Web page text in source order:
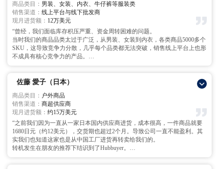
选品时间--5天，
与厂家沟通+采购+检品+更换OPP，吊牌，洗标，贴纸等产品优化服务+发
货--20天，
总计不超出25天内要所有商品都发出才能赶上我的开店需求。
最记忆犹新的是，选品期间的那5天，为了选好1000个sku（商品种类）他们
的团队不断跟我沟通，每天加班到晚上10点甚至更晚，结果真的只用了5天
就帮我们选好了所有开业所需的1000个sku（商品种类），这让我信心大
部发货，所有商品都准时抵达，开业也顺利进行。
后面我听取了Hubbuyer的建议，雇佣了1个专业选品人对接Hubbuyer团队，
和Hubbuyer的合作也越来越顺畅，我们也从1家店开到了4家店。他们就像我
公司的一个专业的中国本地采购部门，让我能放心地去开拓新市场。
商品类目： 男装、女装、内衣、牛仔裤等服装类
销售渠道： 线上平台与线下批发商
现月进货额： 12万美元
“曾经，我们面临库存积压严重、资金周转困难的问题。
当时我们的商品品类太过于广泛，从男装、女装到内衣，各类商品5000多个
SKU，这导致竞争力分散，几乎每个品类都无法突破，销售线上平台上也形
不成具有核心竞争力的产品。
听取我们的具体情况后，他们没有让我们盲目订货，而是花时间帮我们重新
他们提出了宝贵的建议：‘与其做大而全，不如专注于一个核心品类，深耕
细作，打出某一品类的品牌；再用品牌效应带动其他品类’这次讨论后，我
们决定将所有资源聚焦到牛仔裤这一品类。
这一决策证明是正确的。在Hubbuyer人员的陪同下，出差拜访30次以上牛仔
裤工厂，与工厂建立了更加稳固的合作关系，不断优化面料，设计，生产环
节，整体成本也降低了30%，这让我们具有自己核心竞争力的品牌产品。
如今，我们成功跻身某一线上平台的牛仔裤品类的前五，线下的批发业务也
佐藤 愛子（日本）
商品类目： 户外商品
销售渠道： 商超供应商
现月进货额： 约15万美元
“之前我们因为一直从一家日本国内供应商进货，成本很高，一件商品就要
1680日元（约12美元），交货期也超过2个月。导致公司一直不能盈利。其
实我们也知道这家也是从中国工厂进货再转卖给我们的。
转机发生在朋友的推荐下结识到了Hubbuyer。